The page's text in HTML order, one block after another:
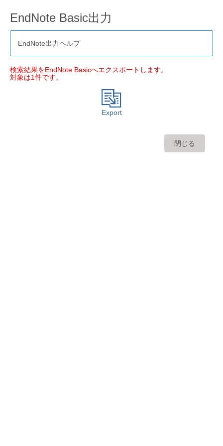
EndNote Basic出力
EndNote出力ヘルプ
検索結果をEndNote Basicへエクスポートします。
対象は1件です。
Export